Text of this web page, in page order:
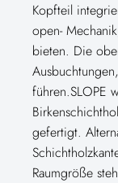
Kopfteil
open-
bieten. Die
führen.SLOPE
gefertigt.
Raumgröße